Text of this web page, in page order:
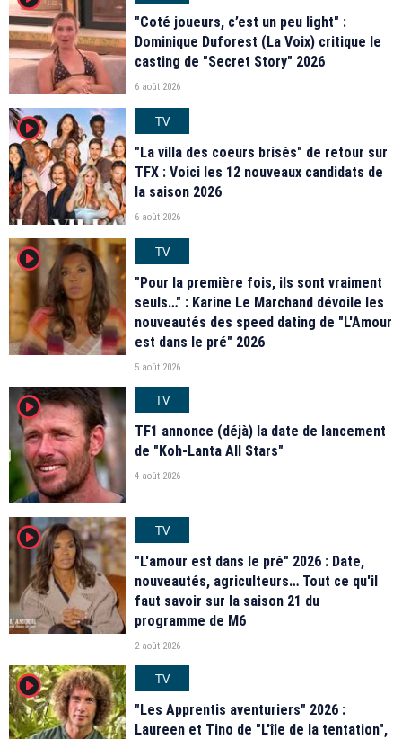
"Coté joueurs, c’est un peu light" :
Dominique Duforest (La Voix) critique le
casting de "Secret Story" 2026
6 août 2026
player2
TV
"La villa des coeurs brisés" de retour sur
TFX : Voici les 12 nouveaux candidats de
la saison 2026
6 août 2026
player2
TV
"Pour la première fois, ils sont vraiment
seuls…" : Karine Le Marchand dévoile les
nouveautés des speed dating de "L'Amour
est dans le pré" 2026
5 août 2026
player2
TV
TF1 annonce (déjà) la date de lancement
de "Koh-Lanta All Stars"
4 août 2026
player2
TV
"L'amour est dans le pré" 2026 : Date,
nouveautés, agriculteurs… Tout ce qu'il
faut savoir sur la saison 21 du
programme de M6
2 août 2026
player2
TV
"Les Apprentis aventuriers" 2026 :
Laureen et Tino de "L'île de la tentation",